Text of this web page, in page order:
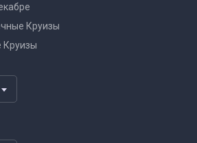
Круизы
Круизы